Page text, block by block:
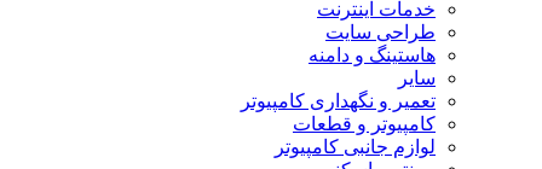
خدمات اینترنت
طراحی سایت
هاستینگ و دامنه
سایر
تعمیر و نگهداری کامپیوتر
کامپیوتر و قطعات
لوازم جانبی کامپیوتر